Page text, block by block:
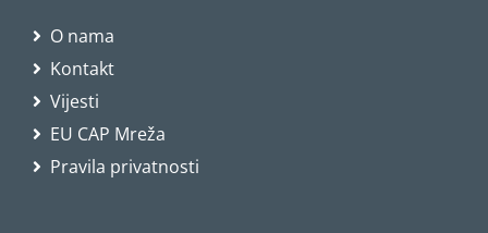
O nama
Kontakt
Vijesti
EU CAP Mreža
Pravila privatnosti